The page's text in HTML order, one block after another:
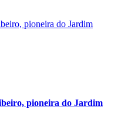
pioneira do Jardim